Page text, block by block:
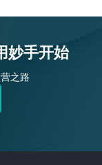
妙手开始
之路